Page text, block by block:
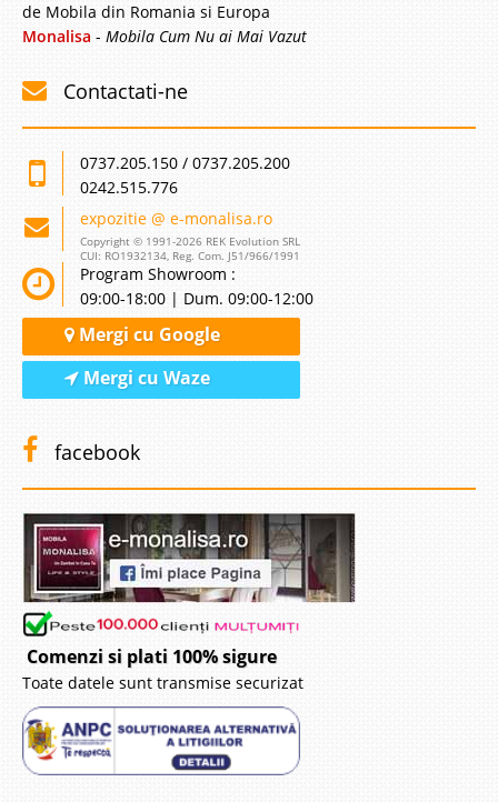
de Mobila din Romania si Europa
Monalisa - Mobila Cum Nu ai Mai Vazut
Contactati-ne
0737.205.150 / 0737.205.200
0242.515.776
expozitie @ e-monalisa.ro
Copyright © 1991-2026 REK Evolution SRL
CUI: RO1932134, Reg. Com. J51/966/1991
Program Showroom :
09:00-18:00 | Dum. 09:00-12:00
Mergi cu Google
Mergi cu Waze
facebook
Comenzi si plati 100% sigure
Toate datele sunt transmise securizat